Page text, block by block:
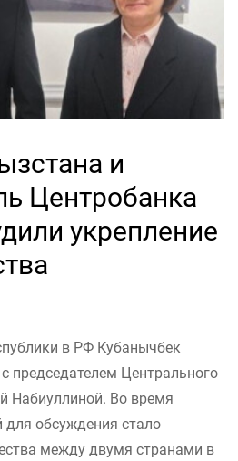
и
Центробанка
укрепление
в РФ Кубанычбек
председателем Центрального
Набиуллиной. Во время
для обсуждения стало
между двумя странами в